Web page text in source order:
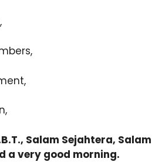
Salam Sejahtera, Salam
a very good morning.